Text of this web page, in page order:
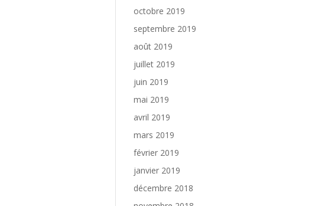
octobre 2019
septembre 2019
août 2019
juillet 2019
juin 2019
mai 2019
avril 2019
mars 2019
février 2019
janvier 2019
décembre 2018